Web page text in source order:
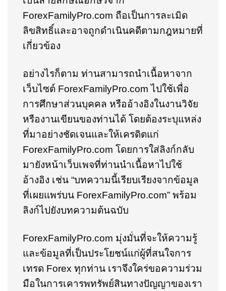
ForexFamilyPro.com ถือเป็นการละเมิด
ลิขสิทธิ์และอาจถูกดำเนินคดีตามกฎหมายที่
เกี่ยวข้อง
อย่างไรก็ตาม ท่านสามารถนำเนื้อหาจาก
เว็บไซต์ ForexFamilyPro.com ไปใช้เพื่อ
การศึกษาส่วนบุคคล หรืออ้างอิงในงานวิจัย
หรืองานเขียนของท่านได้ โดยต้องระบุแหล่ง
ที่มาอย่างชัดเจนและให้เครดิตแก่
ForexFamilyPro.com โดยการใส่ลิงก์กลับ
มายังหน้าเว็บเพจที่ท่านนำเนื้อหาไปใช้
อ้างอิง เช่น “บทความนี้เรียบเรียงจากข้อมูล
ที่เผยแพร่บน ForexFamilyPro.com” พร้อม
ลิงก์ไปยังบทความต้นฉบับ
ForexFamilyPro.com มุ่งมั่นที่จะให้ความรู้
และข้อมูลที่เป็นประโยชน์แก่ผู้ที่สนใจการ
เทรด Forex ทุกท่าน เราจึงใคร่ขอความร่วม
มือในการเคารพทรัพย์สินทางปัญญาของเรา